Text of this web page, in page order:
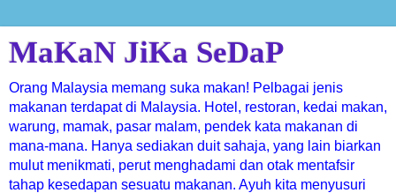
MaKaN JiKa SeDaP
Orang Malaysia memang suka makan! Pelbagai jenis
makanan terdapat di Malaysia. Hotel, restoran, kedai makan,
warung, mamak, pasar malam, pendek kata makanan di
mana-mana. Hanya sediakan duit sahaja, yang lain biarkan
mulut menikmati, perut menghadami dan otak mentafsir
tahap kesedapan sesuatu makanan. Ayuh kita menyusuri